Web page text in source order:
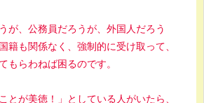
が、公務員だろうが、外国人だろう
籍も関係なく、強制的に受け取って、
もらわねば困るのです。
とが美徳！」としている人がいたら、